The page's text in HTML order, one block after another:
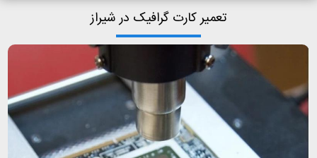
تعمیر کارت گرافیک در شیراز